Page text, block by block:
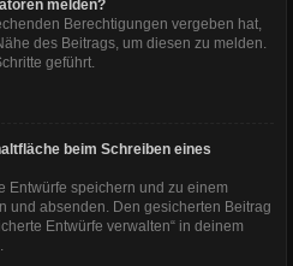
melden?
Berechtigungen vergeben hat,
des Beitrags, um diesen zu melden.
geführt.
beim Schreiben eines
Entwürfe speichern und zu einem
und absenden. Den gesicherten Beitrag
Entwürfe verwalten“ in deinem